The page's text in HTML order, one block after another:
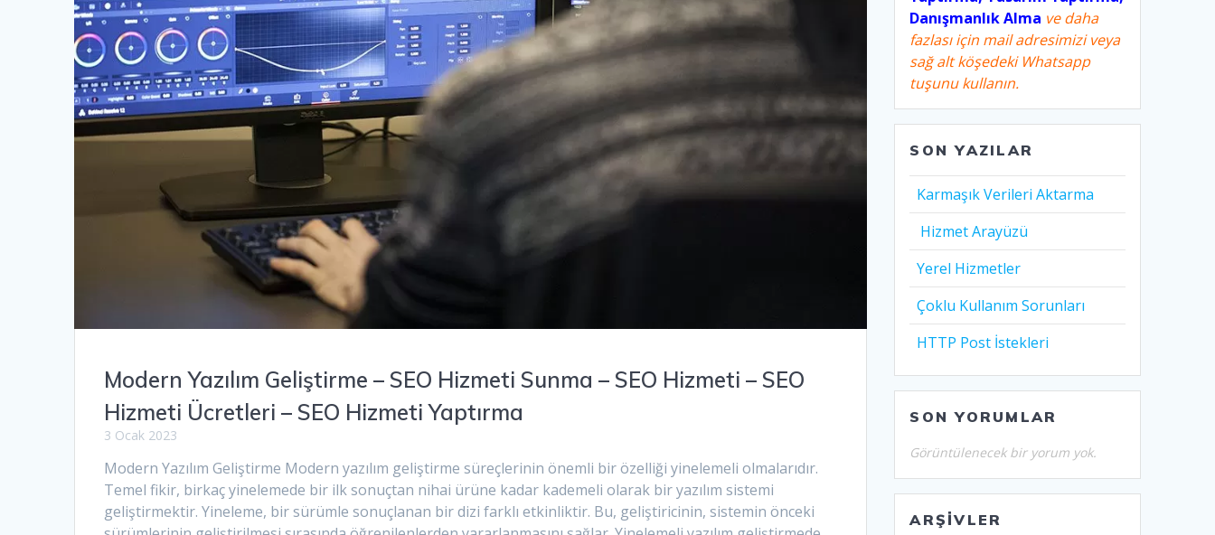
Modern Yazılım Geliştirme – SEO Hizmeti Sunma – SEO Hizmeti – SEO
Hizmeti Ücretleri – SEO Hizmeti Yaptırma
3 Ocak 2023
Modern Yazılım Geliştirme Modern yazılım geliştirme süreçlerinin önemli bir özelliği yinelemeli olmalarıdır.
Temel fikir, birkaç yinelemede bir ilk sonuçtan nihai ürüne kadar kademeli olarak bir yazılım sistemi
geliştirmektir. Yineleme, bir sürümle sonuçlanan bir dizi farklı etkinliktir. Bu, geliştiricinin, sistemin önceki
Danışmanlık Alma ve daha
fazlası için mail adresimizi veya
sağ alt köşedeki Whatsapp
tuşunu kullanın.
SON YAZILAR
Karmaşık Verileri Aktarma
Hizmet Arayüzü
Yerel Hizmetler
Çoklu Kullanım Sorunları
HTTP Post İstekleri
SON YORUMLAR
Görüntülenecek bir yorum yok.
ARŞIVLER